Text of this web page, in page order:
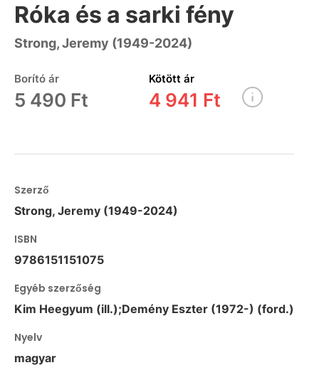
Róka és a sarki fény
Strong, Jeremy (1949-2024)
Borító ár
5 490 Ft
Kötött ár
4 941 Ft
Szerző
Strong, Jeremy (1949-2024)
ISBN
9786151151075
Egyéb szerzőség
Kim Heegyum (ill.);Demény Eszter (1972-) (ford.)
Nyelv
magyar